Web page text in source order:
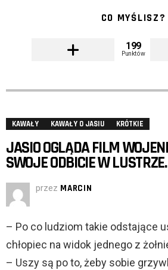
CO MYŚLISZ?
199
Punktów
KAWAŁY KAWAŁY O JASIU KRÓTKIE
JASIO OGLĄDA FILM
SWOJE ODBICIE W LUSTRZE.
przez MARCIN
– Po co ludziom takie odstające
chłopiec na widok jednego z
– Uszy są po to, żeby sobie